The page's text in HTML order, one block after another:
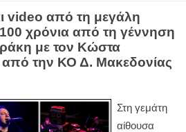
video από τη μεγάλη
χρόνια από τη γέννηση
με τον Κώστα
από την ΚΟ Δ. Μακεδονίας
Στη γεμάτη
αίθουσα